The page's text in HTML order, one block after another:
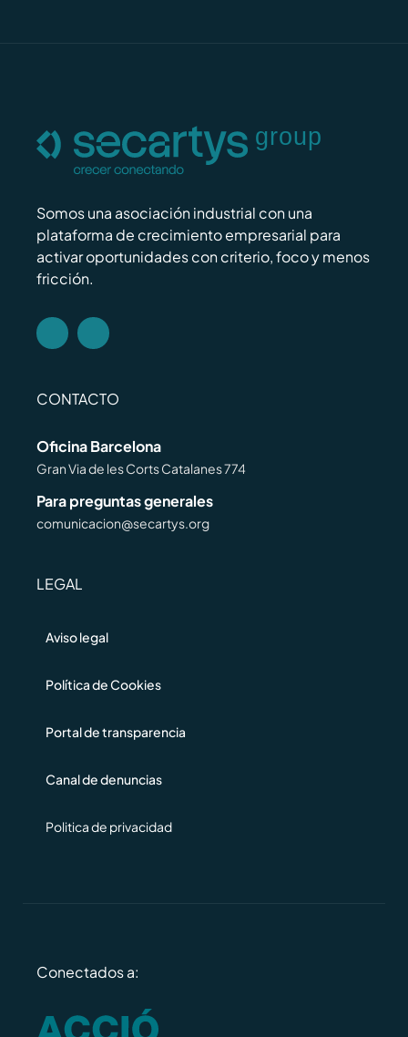
Somos una asociación industrial con una
plataforma de crecimiento empresarial para
activar oportunidades con criterio, foco y menos
fricción.
CONTACTO
Oficina Barcelona
Gran Via de les Corts Catalanes 774
Para preguntas generales
comunicacion@secartys.org
LEGAL
Aviso legal
Política de Cookies
Portal de transparencia
Canal de denuncias
Politica de privacidad
Conectados a: